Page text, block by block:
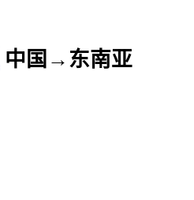
中国→东南亚